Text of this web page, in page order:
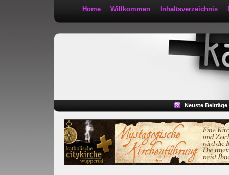
Home Willkommen Inhaltsverzeichnis
Neuste Beiträge